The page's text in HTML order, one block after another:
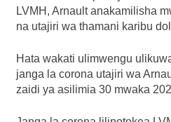
LVMH, Arnault anakamilisha
na utajiri wa thamani karibu
Hata wakati ulimwengu
janga la corona utajiri wa
zaidi ya asilimia 30 mwaka